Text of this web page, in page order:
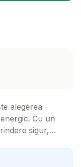
alegerea
Cu un
sigur,